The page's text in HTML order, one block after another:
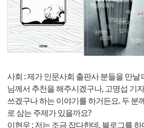
사회 : 제가 인문사회 출판사 분들을 만날
님께서 추천을 해주시겠구나, 고명섭 기
쓰겠구나 하는 이야기를 하거든요. 두 분
로 삼는 주제가 있을까요?
이현우 : 저는 조금 잡다한데. 블로그를